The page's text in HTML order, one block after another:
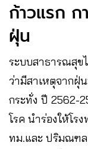
ก้าวแรก ก
ฝุ่น
ระบบสาธารณสุข
ว่ามีสาเหตุจากฝุ่
กระทั่ง ปี 2562-
โรค นำร่องให้โร
ทม.และ ปริมณฑล